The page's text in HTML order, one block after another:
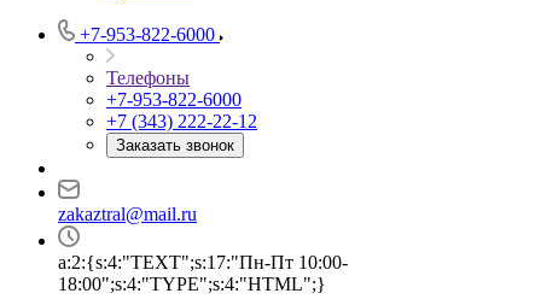
+7-953-822-6000
Телефоны
+7-953-822-6000
+7 (343) 222-22-12
Заказать звонок
zakaztral@mail.ru
a:2:{s:4:"TEXT";s:17:"Пн-Пт 10:00-
18:00";s:4:"TYPE";s:4:"HTML";}